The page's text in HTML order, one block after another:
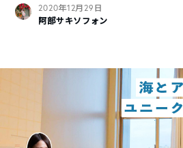
2020年12月29日
阿部サキソフォン